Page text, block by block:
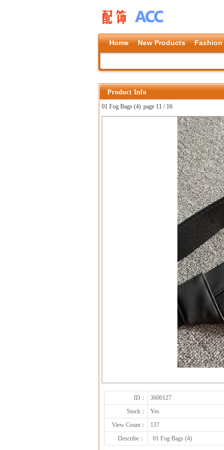
Home New Products Fashion
Product Info
01 Fog Bags (4) page 11 / 16
ID： 3600127
Stock：
Yes
View Count：
137
Describe：
01 Fog Bags (4)